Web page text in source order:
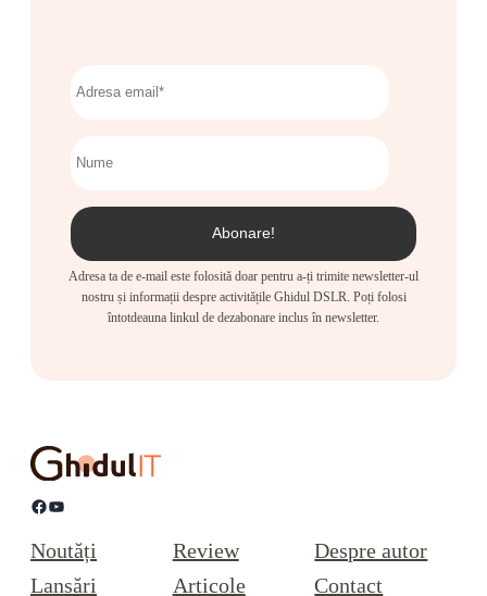
Adresa ta de e-mail este folosită doar pentru a-ți trimite newsletter-ul
nostru și informații despre activitățile Ghidul DSLR. Poți folosi
întotdeauna linkul de dezabonare inclus în newsletter.
Facebook YouTube
Noutăți
Lansări
Review
Articole
Despre autor
Contact